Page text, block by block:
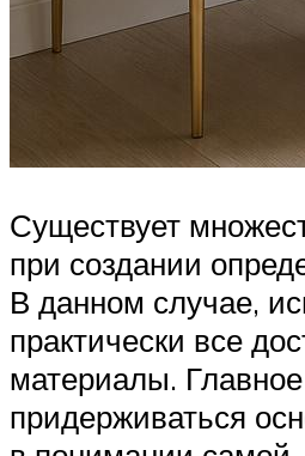
Существует
при создании
В данном случае,
практически все
материалы. Главное
придерживаться